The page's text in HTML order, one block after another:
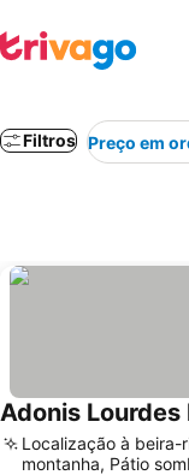
Filtros Preço em
Adonis Lourdes
Localização à beira-
montanha, Pátio